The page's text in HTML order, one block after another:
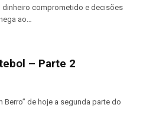
comprometido e decisões
ao…
– Parte 2
Berro” de hoje a segunda parte do